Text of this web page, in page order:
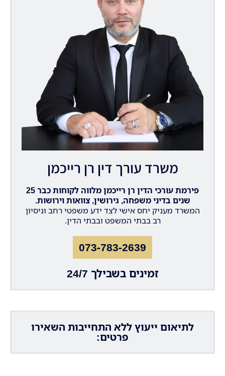
משרד עורך דין רן רייכמן
פירמת עורכי הדין רן רייכמן מלווה לקוחות כבר 25
שנים בדיני משפחה, גירושין, צוואות וירושות.
המשרד מעניק יחס אישי לצד ידע משפטי רחב וניסיון
רב בבתי המשפט ובבתי הדין.
073-783-2639
זמינים בשבילך 24/7
לתיאום ייעוץ ללא התחייבות השאירו
פרטים: